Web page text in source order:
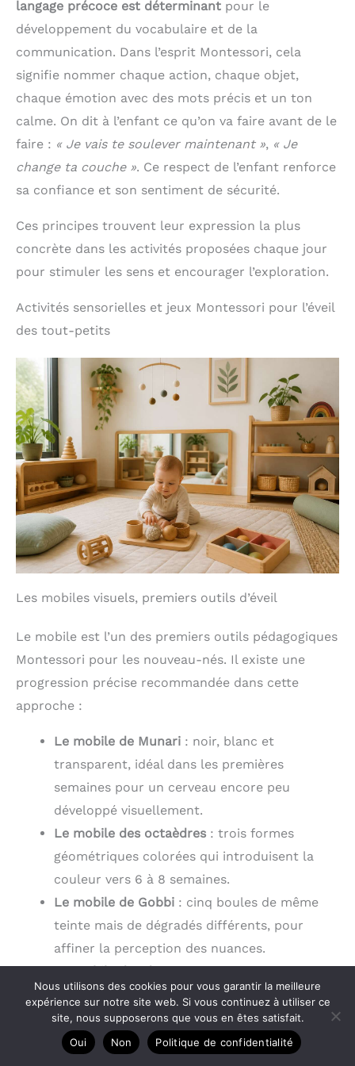
ensemble de 8 sous -
vêtements pour enfants.
Chaque paquet contient
8 impressions différentes
pour s'adapter aux choix
votre enfant.
pour 0-24 mois nouveau-né, nourrisson, filles de
bébé, les filles de bambin ou les petites filles à
accessoires photo ou l'usure quotidienne sous les
robes ou sur la couche.
langage précoce est déterminant pour le
développement du vocabulaire et de la
communication. Dans l’esprit Montessori, cela
signifie nommer chaque action, chaque objet,
chaque émotion avec des mots précis et un ton
calme. On dit à l’enfant ce qu’on va faire avant de le
faire : « Je vais te soulever maintenant », « Je
change ta couche ». Ce respect de l’enfant renforce
sa confiance et son sentiment de sécurité.
Ces principes trouvent leur expression la plus
concrète dans les activités proposées chaque jour
pour stimuler les sens et encourager l’exploration.
Activités sensorielles et jeux Montessori pour l’éveil
des tout-petits
Les mobiles visuels, premiers outils d’éveil
Le mobile est l’un des premiers outils pédagogiques
Montessori pour les nouveau-nés. Il existe une
progression précise recommandée dans cette
approche :
Le mobile de Munari : noir, blanc et
transparent, idéal dans les premières
semaines pour un cerveau encore peu
développé visuellement.
Le mobile des octaèdres : trois formes
géométriques colorées qui introduisent la
couleur vers 6 à 8 semaines.
Le mobile de Gobbi : cinq boules de même
teinte mais de dégradés différents, pour
affiner la perception des nuances.
Le mobile des danseurs: figures articulées
qui bougent et introduisent la notion de
mouvement humain.
Nous utilisons des cookies pour vous garantir la meilleure
expérience sur notre site web. Si vous continuez à utiliser ce
site, nous supposerons que vous en êtes satisfait.
Oui
Non Politique de confidentialité